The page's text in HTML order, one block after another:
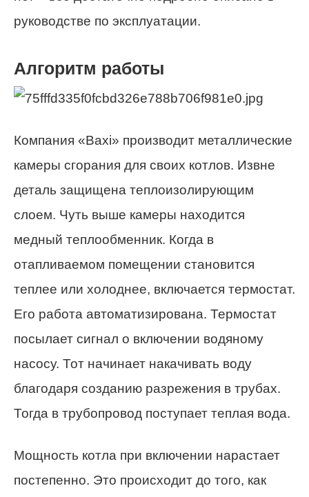
руководстве по эксплуатации.
Алгоритм работы
Компания «Baxi» производит металлические
камеры сгорания для своих котлов. Извне
деталь защищена теплоизолирующим
слоем. Чуть выше камеры находится
медный теплообменник. Когда в
отапливаемом помещении становится
теплее или холоднее, включается термостат.
Его работа автоматизирована. Термостат
посылает сигнал о включении водяному
насосу. Тот начинает накачивать воду
благодаря созданию разрежения в трубах.
Тогда в трубопровод поступает теплая вода.
Мощность котла при включении нарастает
постепенно. Это происходит до того, как